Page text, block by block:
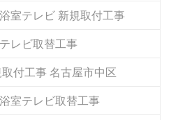
室テレビ 新規取付工事
レビ取替工事
付工事 名古屋市中区
室テレビ取替工事